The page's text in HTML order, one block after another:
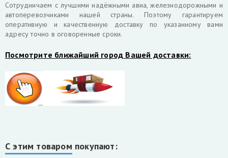
Cотрудничаем с лучшими надёжными авиа, железнодорожными и
автоперевозчиками нашей страны. Поэтому гарантируем
оперативную и качественную доставку по указанному вами
адресу точно в оговоренные сроки.
Посмотрите ближайший город Вашей доставки:
С этим товаром покупают: